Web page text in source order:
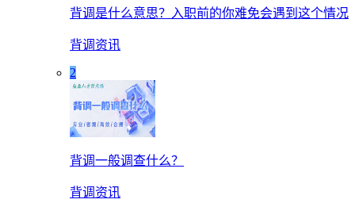
背调是什么意思？入职前的你难免会遇到这个情况
背调资讯
2
背调一般调查什么？
背调资讯